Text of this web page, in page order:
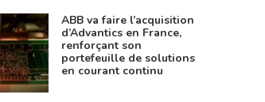
ABB va faire l’acquisition
d’Advantics en France,
renforçant son
portefeuille de solutions
en courant continu